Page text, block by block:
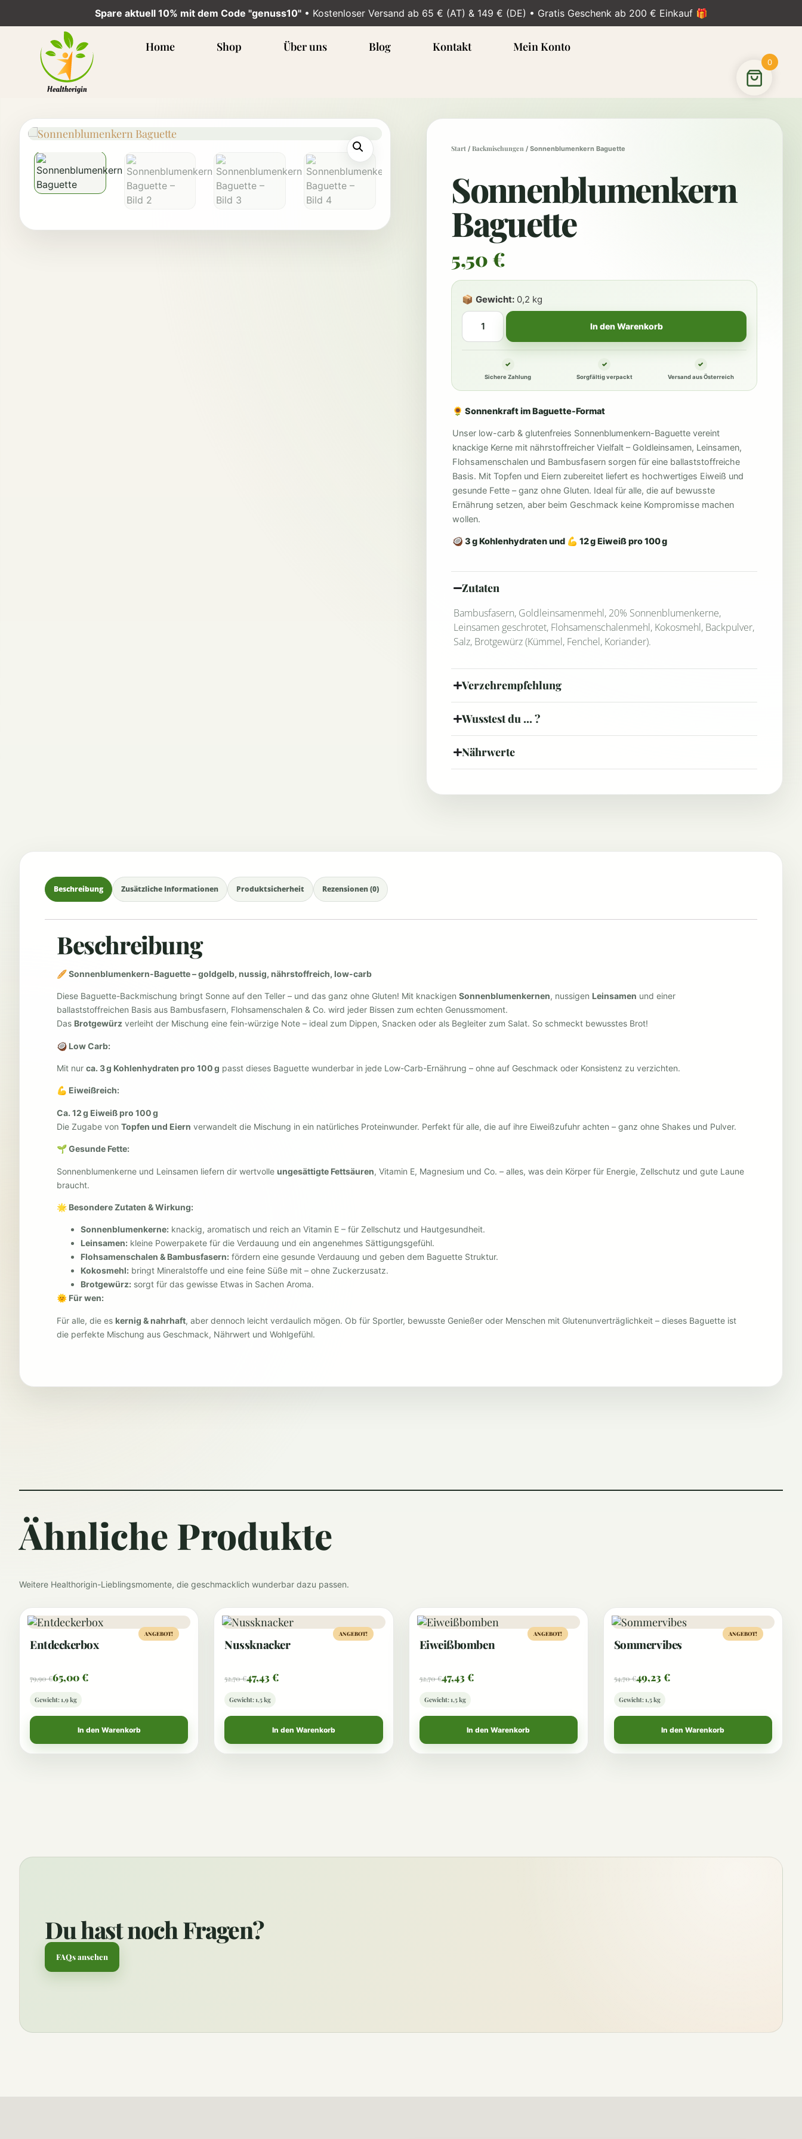
0
Spare aktuell 10% mit dem Code "genuss10"• Kostenloser Versand ab 65 € (AT) & 149 € (DE) • Gratis Geschenk ab 200 € Einkauf 🎁
Home Shop Über uns Blog Kontakt Mein Konto
Start / Backmischungen / Sonnenblumenkern Baguette
Sonnenblumenkern
Baguette
5,50 €
📦Gewicht: 0,2 kg
In den Warenkorb
Sichere Zahlung Sorgfältig verpackt Versand aus Österreich
🌻 Sonnenkraft im Baguette-Format
Unser low-carb & glutenfreies Sonnenblumenkern-Baguette vereint
knackige Kerne mit nährstoffreicher Vielfalt – Goldleinsamen, Leinsamen,
Flohsamenschalen und Bambusfasern sorgen für eine ballaststoffreiche
Basis. Mit Topfen und Eiern zubereitet liefert es hochwertiges Eiweiß und
gesunde Fette – ganz ohne Gluten. Ideal für alle, die auf bewusste
Ernährung setzen, aber beim Geschmack keine Kompromisse machen
wollen.
🥥 3 g Kohlenhydraten und 💪 12 g Eiweiß pro 100 g
Zutaten
Bambusfasern, Goldleinsamenmehl, 20% Sonnenblumenkerne,
Leinsamen geschrotet, Flohsamenschalenmehl, Kokosmehl, Backpulver,
Salz, Brotgewürz (Kümmel, Fenchel, Koriander).
Verzehrempfehlung
Wusstest du ... ?
Nährwerte
Beschreibung Zusätzliche Informationen Produktsicherheit Rezensionen (0)
Beschreibung
🥖 Sonnenblumenkern-Baguette – goldgelb, nussig, nährstoffreich, low-carb
Diese Baguette-Backmischung bringt Sonne auf den Teller – und das ganz ohne Gluten! Mit knackigen Sonnenblumenkernen, nussigen Leinsamen und einer
ballaststoffreichen Basis aus Bambusfasern, Flohsamenschalen & Co. wird jeder Bissen zum echten Genussmoment.
Das Brotgewürz verleiht der Mischung eine fein-würzige Note – ideal zum Dippen, Snacken oder als Begleiter zum Salat. So schmeckt bewusstes Brot!
🥥 Low Carb:
Mit nur ca. 3 g Kohlenhydraten pro 100 g passt dieses Baguette wunderbar in jede Low-Carb-Ernährung – ohne auf Geschmack oder Konsistenz zu verzichten.
💪 Eiweißreich:
Ca. 12 g Eiweiß pro 100 g
Die Zugabe von Topfen und Eiern verwandelt die Mischung in ein natürliches Proteinwunder. Perfekt für alle, die auf ihre Eiweißzufuhr achten – ganz ohne Shakes und Pulver.
🌱 Gesunde Fette:
Sonnenblumenkerne und Leinsamen liefern dir wertvolle ungesättigte Fettsäuren, Vitamin E, Magnesium und Co. – alles, was dein Körper für Energie, Zellschutz und gute Laune
braucht.
🌟 Besondere Zutaten & Wirkung:
Sonnenblumenkerne: knackig, aromatisch und reich an Vitamin E – für Zellschutz und Hautgesundheit.
Leinsamen: kleine Powerpakete für die Verdauung und ein angenehmes Sättigungsgefühl.
Flohsamenschalen & Bambusfasern: fördern eine gesunde Verdauung und geben dem Baguette Struktur.
Kokosmehl: bringt Mineralstoffe und eine feine Süße mit – ohne Zuckerzusatz.
Brotgewürz: sorgt für das gewisse Etwas in Sachen Aroma.
🌞 Für wen:
Für alle, die es kernig & nahrhaft, aber dennoch leicht verdaulich mögen. Ob für Sportler, bewusste Genießer oder Menschen mit Glutenunverträglichkeit – dieses Baguette ist
die perfekte Mischung aus Geschmack, Nährwert und Wohlgefühl.
Ähnliche Produkte
Weitere Healthorigin-Lieblingsmomente, die geschmacklich wunderbar dazu passen.
ANGEBOT!
Entdeckerbox
79,90€65,00€
Gewicht: 1,9 kg
In den Warenkorb
ANGEBOT!
Nussknacker
52,70€47,43€
Gewicht: 1,5 kg
In den Warenkorb
ANGEBOT!
Eiweißbomben
52,70€47,43€
Gewicht: 1,5 kg
In den Warenkorb
ANGEBOT!
Sommervibes
54,70€49,23€
Gewicht: 1,5 kg
In den Warenkorb
Du hast noch Fragen?
FAQs ansehen